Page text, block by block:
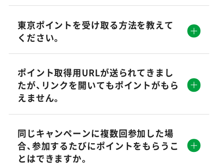
東京ポイントを受け取る方法を教えて
ください。
ポイント取得用URLが送られてきまし
たが、リンクを開いてもポイントがもら
えません。
同じキャンペーンに複数回参加した場
合、参加するたびにポイントをもらうこ
とはできますか。